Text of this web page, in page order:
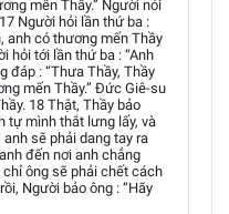
mến Thầy.” Người nói
Người hỏi lần thứ ba :
anh có thương mến Thầy
hỏi tới lần thứ ba : “Anh
đáp : “Thưa Thầy, Thầy
mến Thầy.” Đức Giê-su
18 Thật, Thầy bảo
tự mình thắt lưng lấy, và
sẽ phải dang tay ra
đến nơi anh chẳng
chỉ ông sẽ phải chết cách
Người bảo ông : “Hãy